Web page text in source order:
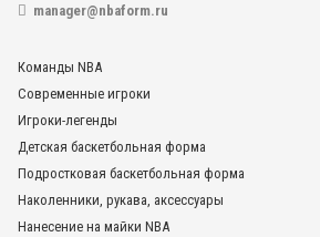
В наличии
manager@nbaform.ru
Команды NBA
Современные игроки
Игроки-легенды
Детская баскетбольная форма
Подростковая баскетбольная форма
Наколенники, рукава, аксессуары
Нанесение на майки NBA